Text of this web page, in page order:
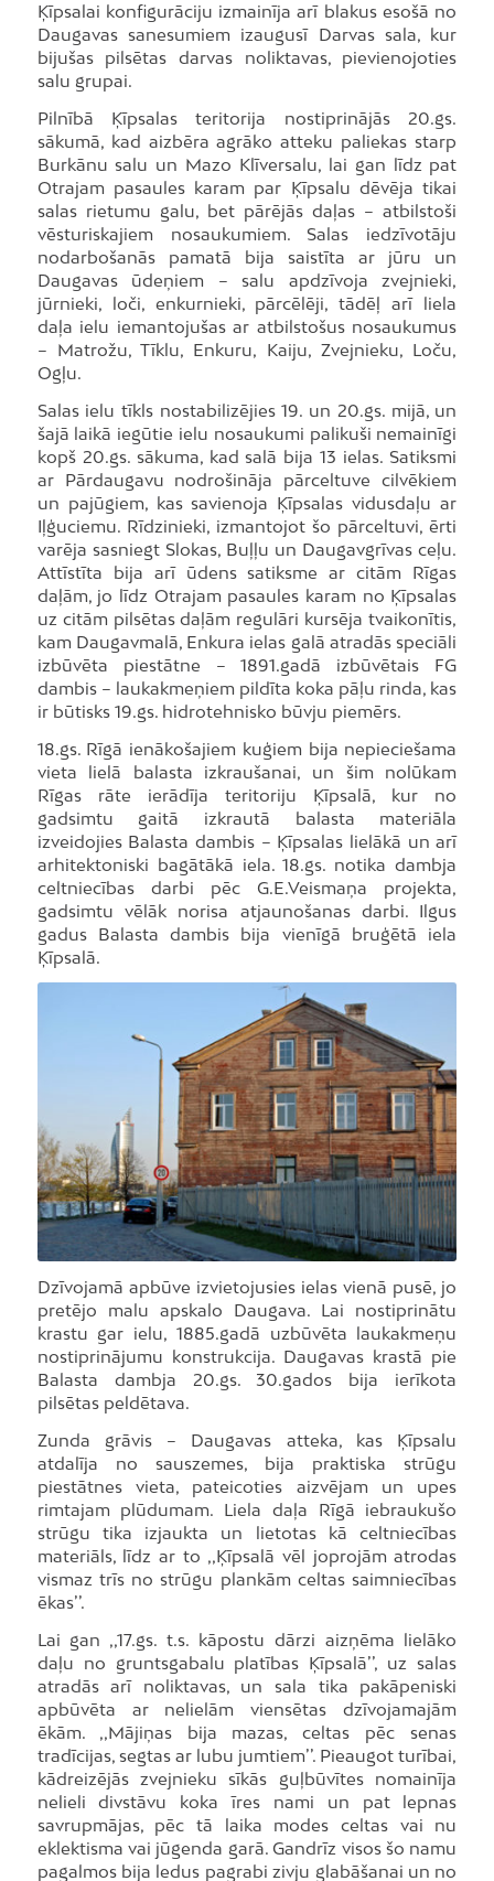
Ķīpsalai konfigurāciju izmainīja arī blakus esošā no
Daugavas sanesumiem izaugusī Darvas sala, kur
bijušas pilsētas darvas noliktavas, pievienojoties
salu grupai.
Pilnībā Ķīpsalas teritorija nostiprinājās 20.gs.
sākumā, kad aizbēra agrāko atteku paliekas starp
Burkānu salu un Mazo Klīversalu, lai gan līdz pat
Otrajam pasaules karam par Ķīpsalu dēvēja tikai
salas rietumu galu, bet pārējās daļas – atbilstoši
vēsturiskajiem nosaukumiem. Salas iedzīvotāju
nodarbošanās pamatā bija saistīta ar jūru un
Daugavas ūdeņiem – salu apdzīvoja zvejnieki,
jūrnieki, loči, enkurnieki, pārcēlēji, tādēļ arī liela
daļa ielu iemantojušas ar atbilstošus nosaukumus
– Matrožu, Tīklu, Enkuru, Kaiju, Zvejnieku, Loču,
Ogļu.
Salas ielu tīkls nostabilizējies 19. un 20.gs. mijā, un
šajā laikā iegūtie ielu nosaukumi palikuši nemainīgi
kopš 20.gs. sākuma, kad salā bija 13 ielas. Satiksmi
ar Pārdaugavu nodrošināja pārceltuve cilvēkiem
un pajūgiem, kas savienoja Ķīpsalas vidusdaļu ar
Iļģuciemu. Rīdzinieki, izmantojot šo pārceltuvi, ērti
varēja sasniegt Slokas, Buļļu un Daugavgrīvas ceļu.
Attīstīta bija arī ūdens satiksme ar citām Rīgas
daļām, jo līdz Otrajam pasaules karam no Ķīpsalas
uz citām pilsētas daļām regulāri kursēja tvaikonītis,
kam Daugavmalā, Enkura ielas galā atradās speciāli
izbūvēta piestātne – 1891.gadā izbūvētais FG
dambis – laukakmeņiem pildīta koka pāļu rinda, kas
ir būtisks 19.gs. hidrotehnisko būvju piemērs.
18.gs. Rīgā ienākošajiem kuģiem bija nepieciešama
vieta lielā balasta izkraušanai, un šim nolūkam
Rīgas rāte ierādīja teritoriju Ķīpsalā, kur no
gadsimtu gaitā izkrautā balasta materiāla
izveidojies Balasta dambis – Ķīpsalas lielākā un arī
arhitektoniski bagātākā iela. 18.gs. notika dambja
celtniecības darbi pēc G.E.Veismaņa projekta,
gadsimtu vēlāk norisa atjaunošanas darbi. Ilgus
gadus Balasta dambis bija vienīgā bruģētā iela
Ķīpsalā.
Foto: I.Kublins
Dzīvojamā apbūve izvietojusies ielas vienā pusē, jo
pretējo malu apskalo Daugava. Lai nostiprinātu
krastu gar ielu, 1885.gadā uzbūvēta laukakmeņu
nostiprinājumu konstrukcija. Daugavas krastā pie
Balasta dambja 20.gs. 30.gados bija ierīkota
pilsētas peldētava.
Zunda grāvis – Daugavas atteka, kas Ķīpsalu
atdalīja no sauszemes, bija praktiska strūgu
piestātnes vieta, pateicoties aizvējam un upes
rimtajam plūdumam. Liela daļa Rīgā iebraukušo
strūgu tika izjaukta un lietotas kā celtniecības
materiāls, līdz ar to ,,Ķīpsalā vēl joprojām atrodas
vismaz trīs no strūgu plankām celtas saimniecības
ēkas’’.
Lai gan ,,17.gs. t.s. kāpostu dārzi aizņēma lielāko
daļu no gruntsgabalu platības Ķīpsalā’’, uz salas
atradās arī noliktavas, un sala tika pakāpeniski
apbūvēta ar nelielām viensētas dzīvojamajām
ēkām. ,,Mājiņas bija mazas, celtas pēc senas
tradīcijas, segtas ar lubu jumtiem’’. Pieaugot turībai,
kādreizējās zvejnieku sīkās guļbūvītes nomainīja
nelieli divstāvu koka īres nami un pat lepnas
savrupmājas, pēc tā laika modes celtas vai nu
eklektisma vai jūgenda garā. Gandrīz visos šo namu
pagalmos bija ledus pagrabi zivju glabāšanai un no